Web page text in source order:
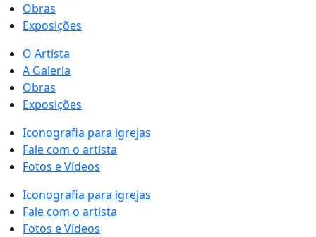
Obras
Exposições
O Artista
A Galeria
Obras
Exposições
Iconografia para igrejas
Fale com o artista
Fotos e Vídeos
Iconografia para igrejas
Fale com o artista
Fotos e Vídeos